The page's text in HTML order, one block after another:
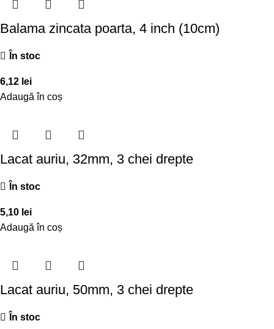
Balama zincata poarta, 4 inch (10cm)
În stoc
6,12 lei
Adaugă în coș
Lacat auriu, 32mm, 3 chei drepte
În stoc
5,10 lei
Adaugă în coș
Lacat auriu, 50mm, 3 chei drepte
În stoc